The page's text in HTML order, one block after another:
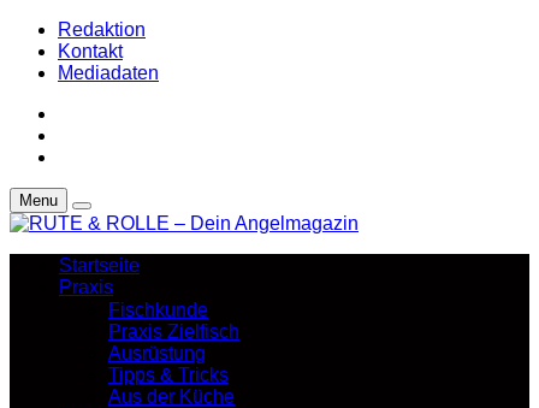
Redaktion
Kontakt
Mediadaten
Menu
Startseite
Praxis
Fischkunde
Praxis Zielfisch
Ausrüstung
Tipps & Tricks
Aus der Küche